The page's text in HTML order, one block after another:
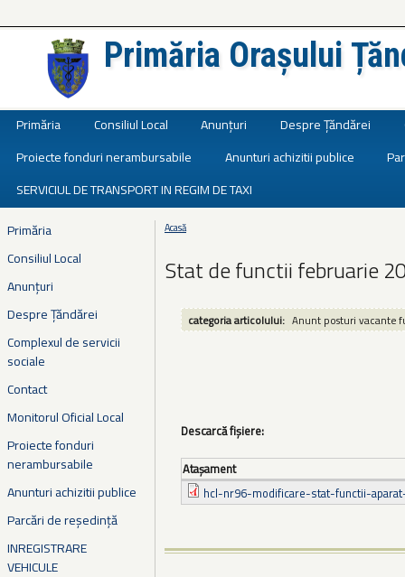
Primăria Orașului
Primăria Consiliul Local Anunțuri Despre Țăndărei
Proiecte fonduri nerambursabile
Anunturi achizitii publice
SERVICIUL DE TRANSPORT IN REGIM DE TAXI
Primăria
Consiliul Local
Anunțuri
Despre Țăndărei
Complexul de servicii
sociale
Contact
Monitorul Oficial Local
Proiecte fonduri
nerambursabile
Anunturi achizitii publice
Parcări de reședință
INREGISTRARE
VEHICULE
Eşti aici
Acasă
Stat de functii februarie
categoria articolului: Anunt posturi vacante
Descarcă fișiere:
Ataşament
hcl-nr96-modificare-stat-functii-